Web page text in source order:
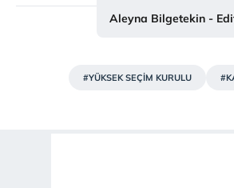
Aleyna Bilgetekin -
#YÜKSEK SEÇİM KURULU